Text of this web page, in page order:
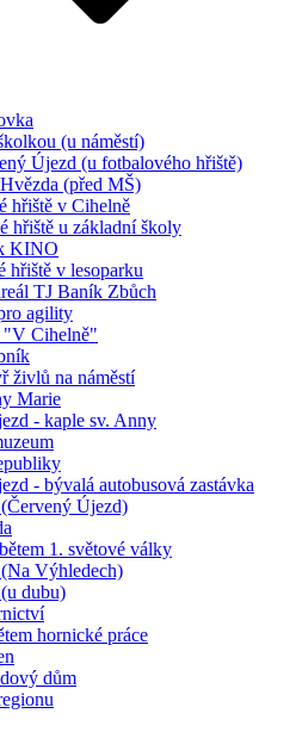
(u náměstí)
Újezd (u fotbalového hřiště)
(před MŠ)
hřiště v Cihelně
hřiště u základní školy
KINO
hřiště v lesoparku
TJ Baník Zbůch
agility
Cihelně"
živlů na náměstí
Marie
- kaple sv. Anny
- bývalá autobusová zastávka
Újezd)
1. světové války
Výhledech)
dubu)
hornické práce
dům